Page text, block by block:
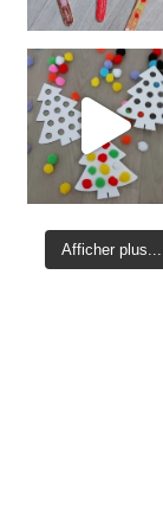
Afficher plus...